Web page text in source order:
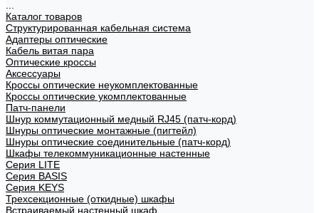
Каталог товаров
Структурированная кабельная система
Адаптеры оптические
Кабель витая пара
Оптические кроссы
Аксессуары
Кроссы оптические неукомплектованные
Кроссы оптические укомплектованные
Патч-панели
Шнур коммутационный медный RJ45 (патч-корд)
Шнуры оптические монтажные (пигтейл)
Шнуры оптические соединительные (патч-корд)
Шкафы телекоммуникационные настенные
Cерия LITE
Cерия BASIS
Cерия KEYS
Трехсекционные (откидные) шкафы
Встраиваемый настенный шкаф